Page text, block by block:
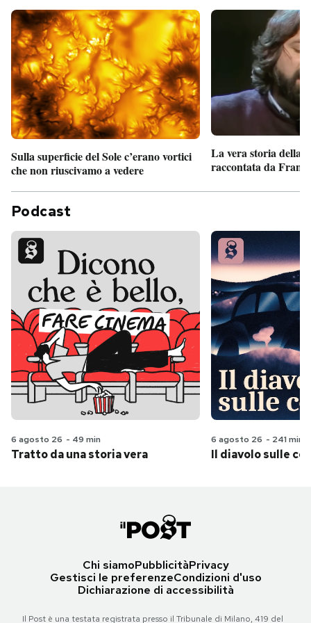
Sulla superficie del Sole c’erano vortici
che non riuscivamo a vedere
La vera storia della
raccontata da
Podcast
6 agosto 26 - 49 min
Tratto da una storia vera
6 agosto 26 - 241 min
Il diavolo sulle
Chi siamoPubblicitàPrivacy
Gestisci le preferenzeCondizioni d'uso
Dichiarazione di accessibilità
Il Post è una testata registrata presso il Tribunale di Milano, 419 del